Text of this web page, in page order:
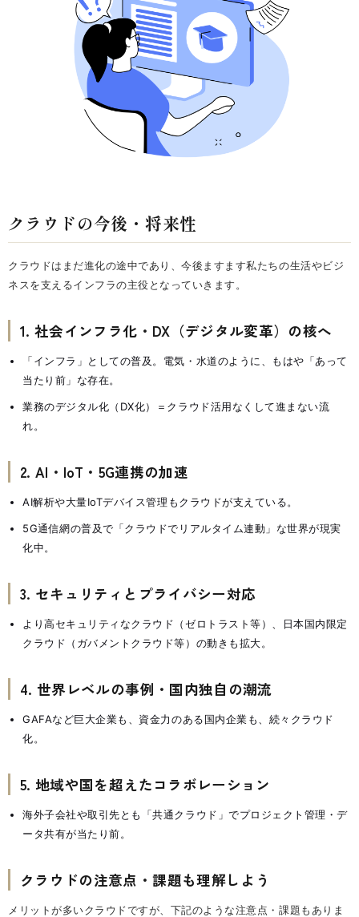
クラウドの今後・将来性
クラウドはまだ進化の途中であり、今後ますます私たちの生活やビジ
ネスを支えるインフラの主役となっていきます。
1. 社会インフラ化・DX（デジタル変革）の核へ
「インフラ」としての普及。電気・水道のように、もはや「あって
当たり前」な存在。
業務のデジタル化（DX化）＝クラウド活用なくして進まない流
れ。
2. AI・IoT・5G連携の加速
AI解析や大量IoTデバイス管理もクラウドが支えている。
5G通信網の普及で「クラウドでリアルタイム連動」な世界が現実
化中。
3. セキュリティとプライバシー対応
より高セキュリティなクラウド（ゼロトラスト等）、日本国内限定
クラウド（ガバメントクラウド等）の動きも拡大。
4. 世界レベルの事例・国内独自の潮流
GAFAなど巨大企業も、資金力のある国内企業も、続々クラウド
化。
5. 地域や国を超えたコラボレーション
海外子会社や取引先とも「共通クラウド」でプロジェクト管理・デ
ータ共有が当たり前。
クラウドの注意点・課題も理解しよう
メリットが多いクラウドですが、下記のような注意点・課題もありま